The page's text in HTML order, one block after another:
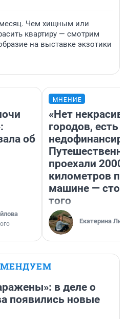
Чем хищным или
квартиру — смотрим
на выставке экзотики
об
МНЕНИЕ
«Нет
городов, есть
проехали 2000
километров по
машине —
того
Екатерина
в деле о
появились новые